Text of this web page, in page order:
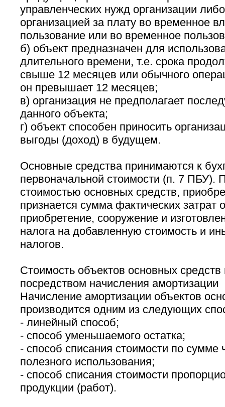
управленческих нужд организации
организацией за плату во временное
пользование или во временное
б) объект предназначен для
длительного времени, т.е. срока
свыше 12 месяцев или обычного
он превышает 12 месяцев;
в) организация не предполагает
данного объекта;
г) объект способен приносить
выгоды (доход) в будущем.
Основные средства принимаются к
первоначальной стоимости (п. 7 ПБУ).
стоимостью основных средств,
признается сумма фактических затрат
приобретение, сооружение и
налога на добавленную стоимость и
налогов.
Стоимость объектов основных средств
посредством начисления амортизации
Начисление амортизации объектов
производится одним из следующих
- линейный способ;
- способ уменьшаемого остатка;
- способ списания стоимости по сумме
полезного использования;
- способ списания стоимости
продукции (работ).